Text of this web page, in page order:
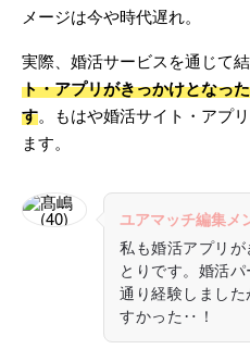
メージは今や時代遅れ。
実際、婚活サービスを通じて
ト・アプリがきっかけとなっ
す。もはや婚活サイト・アプ
ます。
ユアマッチ編集メ
私も婚活アプリ
とりです。婚活
通り経験しまし
すかった‥！